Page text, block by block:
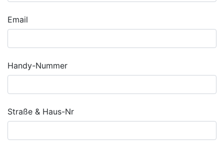
Email
Handy-Nummer
Straße & Haus-Nr